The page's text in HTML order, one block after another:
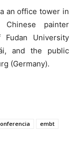
an office tower in
painter
Fudan University
and the public
(Germany).
embt